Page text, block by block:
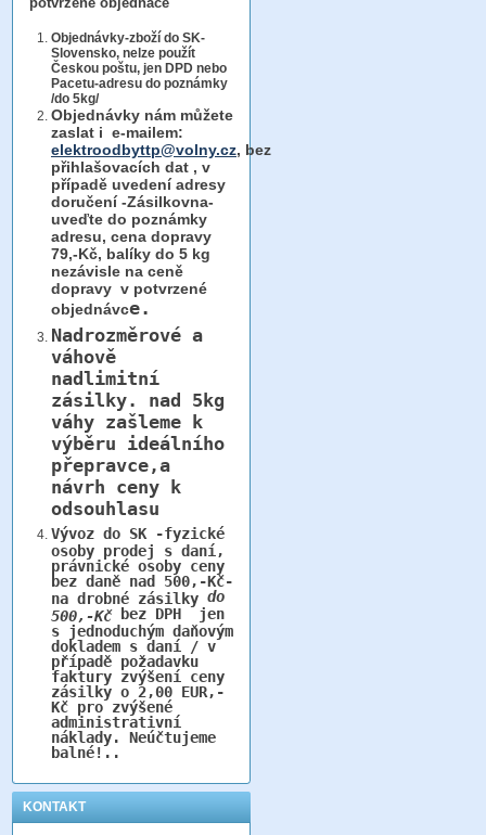
Objednávky-zboží do SK-
Slovensko, nelze použít
Českou poštu, jen DPD nebo
Pacetu-adresu do poznámky
/do 5kg/
Objednávky nám můžete
zaslat i e-mailem:
elektroodbyttp@volny.cz, bez
přihlašovacích dat , v
případě uvedení adresy
doručení -Zásilkovna-
uveďte do poznámky
adresu, cena dopravy
79,-Kč, balíky do 5 kg
nezávisle na ceně
dopravy v potvrzené
objednávce.
Nadrozměrové a
váhově
nadlimitní
zásilky. nad 5kg
váhy zašleme k
výběru ideálního
přepravce,a
návrh ceny k
odsouhlasu
Vývoz do SK -fyzické
osoby prodej s daní,
právnické osoby ceny
bez daně nad 500,-Kč-
na drobné zásilky do
500,-Kčbez DPH jen
s jednoduchým daňovým
dokladem s daní / v
případě požadavku
faktury zvýšení ceny
zásilky o 2,00 EUR,-
Kč pro zvýšené
administrativní
náklady. Neúčtujeme
balné!..
KONTAKT